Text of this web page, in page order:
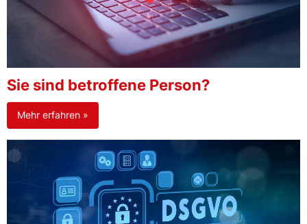
Sie sind betroffene Person?
Mehr erfahren »